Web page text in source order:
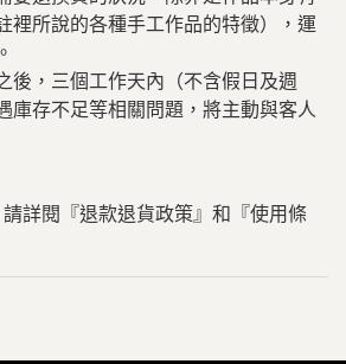
裡所說的各種手工作品的特徵），運
後，三個工作天內（不含假日及週
庫存不足等相關問題，將主動與客人
詳閱『退款退貨政策』和『使用條